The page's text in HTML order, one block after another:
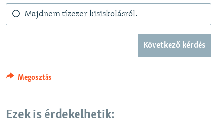
Majdnem tízezer kisiskolásról.
Következő kérdés
Megosztás
Ezek is érdekelhetik: